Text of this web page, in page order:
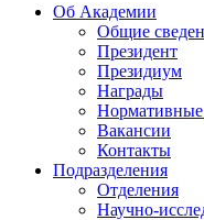
Об Академии
Общие
Президент
Президиум
Награды
Вакансии
Контакты
Подразделения
Отделения
Научно-